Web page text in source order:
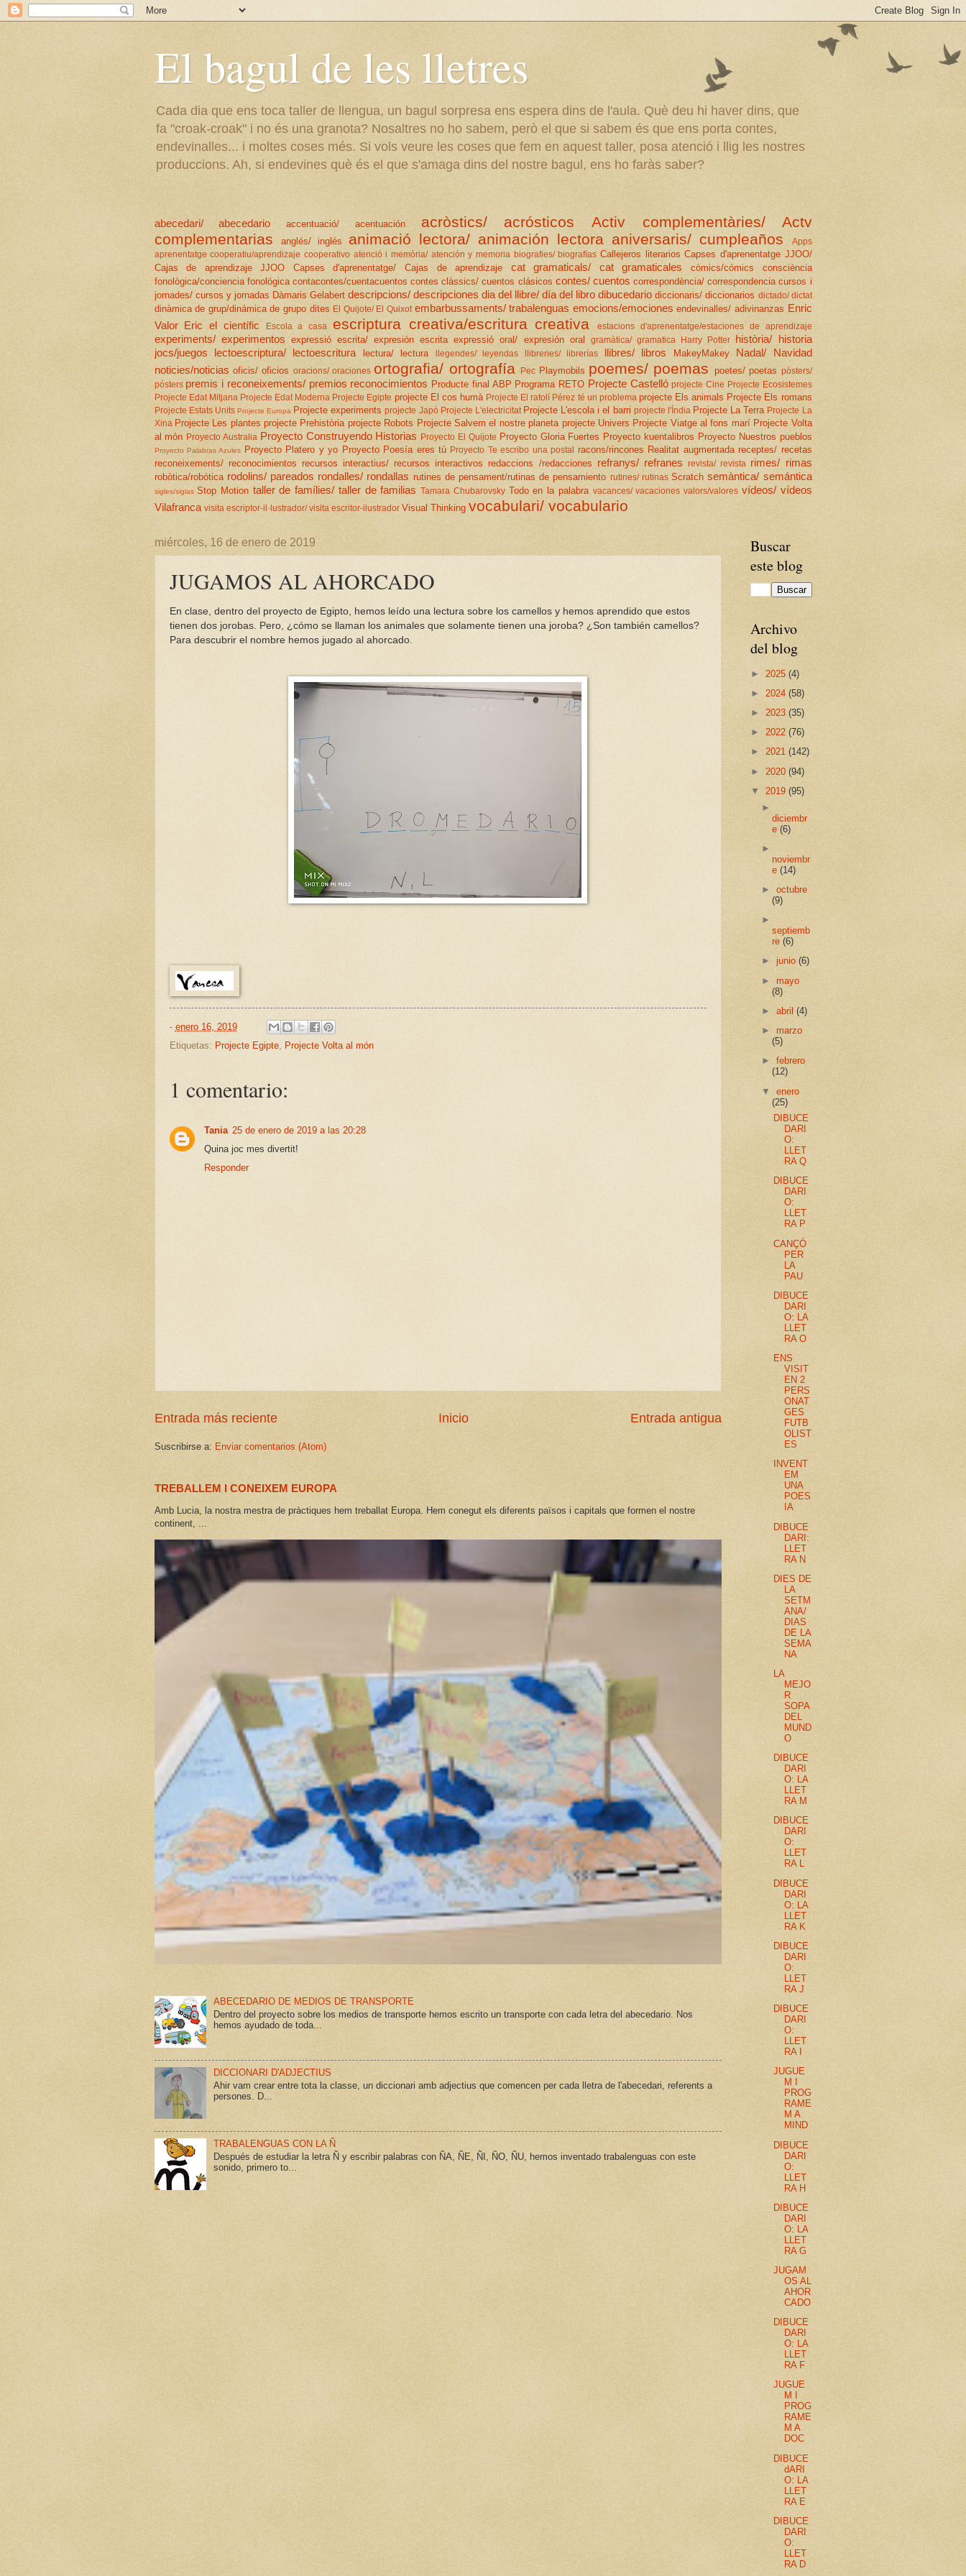
El bagul de les lletres
Cada dia que ens toca taller de llengua, un bagul sorpresa ens espera dins de l'aula. Què deu hi haver dins, que
fa "croak-croak" i no és una granota? Nosaltres no ho sabem, però el que si sabem és que ens porta contes,
endevinalles... i moltes coses més. Si vols veure les coses que fem en aquest taller, posa atenció i llig les nostres
produccions. Ah, si endevines què és el que s'amaga dins del nostre bagul, ens ho faràs saber?
abecedari/ abecedario accentuació/ acentuación acròstics/ acrósticos
Activ complementàries/ Actv
complementarias
anglés/ inglés animació lectora/ animación lectora aniversaris/ cumpleaños
Apps
aprenentatge cooperatiu/aprendizaje cooperativo atenció i memòria/ atención y memoria biografies/ biografías Callejeros literarios Capses d'aprenentatge JJOO/
Cajas de aprendizaje JJOO
Capses d'aprenentatge/ Cajas de aprendizaje cat gramaticals/ cat gramaticales còmics/cómics
consciència
fonològica/conciencia fonológica contacontes/cuentacuentos contes clàssics/ cuentos clásicos contes/ cuentos correspondència/ correspondencia cursos i
jornades/ cursos y jornadas Dàmaris Gelabert descripcions/ descripciones dia del llibre/ día del libro dibucedario diccionaris/ diccionarios dictado/ dictat
dinàmica de grup/dinámica de grupo dites El Quijote/ El Quixot embarbussaments/ trabalenguas emocions/emociones endevinalles/ adivinanzas Enric
Valor Eric el científic Escola a casa escriptura creativa/escritura creativa estacions d'aprenentatge/estaciones de aprendizaje
experiments/ experimentos expressió escrita/ expresión escrita expressió oral/ expresión oral gramàtica/ gramatica Harry Potter
història/ historia
jocs/juegos
lectoescriptura/ lectoescritura lectura/ lectura llegendes/ leyendas llibreries/ librerías llibres/ libros MakeyMakey
Nadal/ Navidad
noticies/noticias oficis/ oficios oracions/ oraciones ortografia/ ortografía Pec Playmobils poemes/ poemas poetes/ poetas pòsters/
pósters premis i reconeixements/ premios reconocimientos Producte final ABP Programa RETO Projecte Castelló projecte Cine Projecte Ecosistemes
Projecte Edat Mitjana Projecte Edat Moderna Projecte Egipte projecte El cos humà Projecte El ratolí Pérez té un problema projecte Els animals Projecte Els romans
Projecte Estats Units Projecte Europa Projecte experiments projecte Japó Projecte L'electricitat Projecte L'escola i el barri projecte l'Índia Projecte La Terra Projecte La
Xina Projecte Les plantes projecte Prehistòria projecte Robots Projecte Salvem el nostre planeta projecte Univers Projecte Viatge al fons marí Projecte Volta
al món Proyecto Australia Proyecto Construyendo Historias Proyecto El Quijote Proyecto Gloria Fuertes Proyecto kuentalibros Proyecto Nuestros pueblos
Proyecto Palabras Azules Proyecto Platero y yo Proyecto Poesía eres tú Proyecto Te escribo una postal racons/rincones Realitat augmentada receptes/ recetas
reconeixements/ reconocimientos recursos interactius/ recursos interactivos redaccions /redacciones refranys/ refranes revista/ revista rimes/ rimas
robòtica/robótica rodolins/ pareados rondalles/ rondallas rutines de pensament/rutinas de pensamiento rutines/ rutinas Scratch semàntica/ semántica
sigles/siglas Stop Motion taller de famílies/ taller de familias Tamara Chubarovsky Todo en la palabra vacances/ vacaciones valors/valores vídeos/ vídeos
Vilafranca visita escriptor-il·lustrador/ visita escritor-ilustrador Visual Thinking vocabulari/ vocabulario
miércoles, 16 de enero de 2019
JUGAMOS AL AHORCADO
En clase, dentro del proyecto de Egipto, hemos leído una lectura sobre los camellos y hemos aprendido que estos
tienen dos jorobas. Pero, ¿cómo se llaman los animales que solamente tienen una joroba? ¿Son también camellos?
Para descubrir el nombre hemos jugado al ahorcado.
- enero 16, 2019
Etiquetas: Projecte Egipte, Projecte Volta al món
1 comentario:
Tania 25 de enero de 2019 a las 20:28
Quina joc mes divertit!
Responder
Entrada más reciente Entrada antigua
Inicio
Suscribirse a: Enviar comentarios (Atom)
TREBALLEM I CONEIXEM EUROPA
Amb Lucia, la nostra mestra de pràctiques hem treballat Europa. Hem conegut els diferents països i capitals que formen el nostre
continent, ...
ABECEDARIO DE MEDIOS DE TRANSPORTE
Dentro del proyecto sobre los medios de transporte hemos escrito un transporte con cada letra del abecedario. Nos
hemos ayudado de toda...
DICCIONARI D'ADJECTIUS
Ahir vam crear entre tota la classe, un diccionari amb adjectius que comencen per cada lletra de l'abecedari, referents a
persones. D...
TRABALENGUAS CON LA Ñ
Después de estudiar la letra Ñ y escribir palabras con ÑA, ÑE, ÑI, ÑO, ÑU, hemos inventado trabalenguas con este
sonido, primero to...
Buscar
este blog
Archivo
del blog
► 2025 (4)
► 2024 (58)
► 2023 (35)
► 2022 (76)
► 2021 (142)
► 2020 (94)
▼ 2019 (95)
►
diciembr
e (6)
►
noviembr
e (14)
► octubre
(9)
►
septiemb
re (6)
► junio (6)
► mayo
(8)
► abril (4)
► marzo
(5)
► febrero
(12)
▼ enero
(25)
DIBUCE
DARI
O:
LLET
RA Q
DIBUCE
DARI
O:
LLET
RA P
CANÇÓ
PER
LA
PAU
DIBUCE
DARI
O: LA
LLET
RA O
ENS
VISIT
EN 2
PERS
ONAT
GES
FUTB
OLIST
ES
INVENT
EM
UNA
POES
IA
DIBUCE
DARI:
LLET
RA N
DIES DE
LA
SETM
ANA/
DIAS
DE LA
SEMA
NA
LA
MEJO
R
SOPA
DEL
MUND
O
DIBUCE
DARI
O: LA
LLET
RA M
DIBUCE
DARI
O:
LLET
RA L
DIBUCE
DARI
O: LA
LLET
RA K
DIBUCE
DARI
O:
LLET
RA J
DIBUCE
DARI
O:
LLET
RA I
JUGUE
M I
PROG
RAME
M A
MIND
DIBUCE
DARI
O:
LLET
RA H
DIBUCE
DARI
O: LA
LLET
RA G
JUGAM
OS AL
AHOR
CADO
DIBUCE
DARI
O: LA
LLET
RA F
JUGUE
M I
PROG
RAME
M A
DOC
DIBUCE
dARI
O: LA
LLET
RA E
DIBUCE
DARI
O:
LLET
RA D